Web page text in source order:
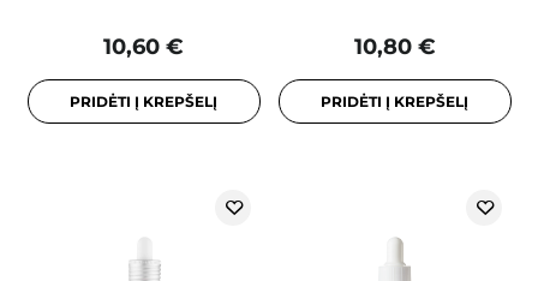
10,60 €
PRIDĖTI Į KREPŠELĮ
10,80 €
PRIDĖTI Į KREPŠELĮ